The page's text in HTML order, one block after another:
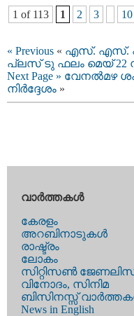
1 of 113 1 2 3 10
« Previous « എസ്. എസ്.
പ്ലസ് ടു ഫലം മെയ് 22
Next Page » വേനൽമഴ
നിർദ്ദേശം »
വാര്‍ത്തകള്‍
കേരളം
അറബിനാടുകള്‍
രാഷ്ട്രം
ലോകം
സിറ്റിസണ്‍
വിനോദം, സിനിമ
ബിസിനസ്സ്
News in English